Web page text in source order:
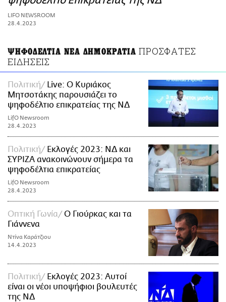
ΑΜΠΑ
PRINT
LIFO NEWSROOM
28.4.2023
ΨΗΦΟΔΕΛΤΙΑ ΝΕΑ ΔΗΜΟΚΡΑΤΙΑ ΠΡΟΣΦΑΤΕΣ
ΕΙΔΗΣΕΙΣ
Πολιτική
Live: Ο Κυριάκος
Μητσοτάκης παρουσιάζει το
ψηφοδέλτιο επικρατείας της ΝΔ
LifO Newsroom
28.4.2023
Πολιτική
Εκλογές 2023: ΝΔ και
ΣΥΡΙΖΑ ανακοινώνουν σήμερα τα
ψηφοδέλτια επικρατείας
LifO Newsroom
28.4.2023
Οπτική Γωνία
Ο Γιούρκας και τα
Γιάννενα
Ντίνα Καράτζιου
14.4.2023
Πολιτική
Εκλογές 2023: Αυτοί
είναι οι νέοι υποψήφιοι βουλευτές
της ΝΔ